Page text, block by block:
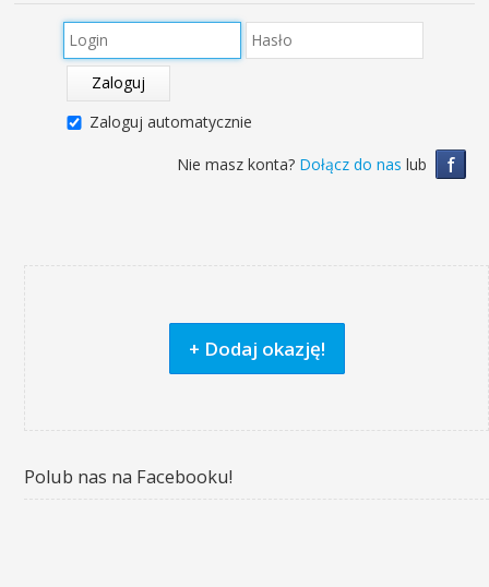
Zaloguj
Zaloguj automatycznie
f
Nie masz konta? Dołącz do nas lub
+ Dodaj okazję!
Polub nas na Facebooku!